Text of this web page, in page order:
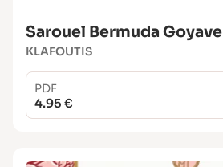
Sarouel Bermuda Goyave
KLAFOUTIS
PDF
4.95 €